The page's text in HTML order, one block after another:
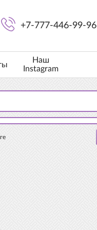
+7-777-446-99-96
Наш
Instagram